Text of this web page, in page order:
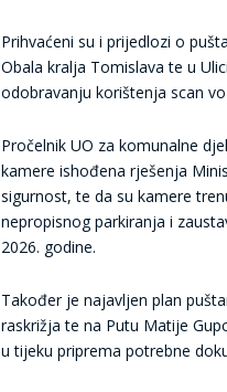
Prihvaćeni su i prijedlozi o
Obala kralja Tomislava te u
odobravanju korištenja scan
Pročelnik UO za komunalne
kamere ishođena rješenja
sigurnost, te da su kamere
nepropisnog parkiranja i
2026. godine.
Također je najavljen plan
raskrižja te na Putu Matije
u tijeku priprema potrebne